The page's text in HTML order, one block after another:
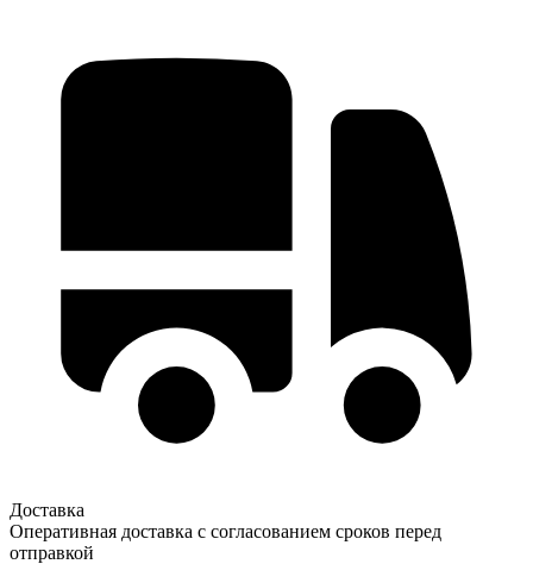
Доставка
Оперативная доставка с согласованием сроков перед
отправкой